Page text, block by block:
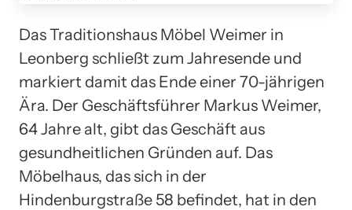
Das Traditionshaus Möbel Weimer in
Leonberg schließt zum Jahresende und
markiert damit das Ende einer 70-jährigen
Ära. Der Geschäftsführer Markus Weimer,
64 Jahre alt, gibt das Geschäft aus
gesundheitlichen Gründen auf. Das
Möbelhaus, das sich in der
Hindenburgstraße 58 befindet, hat in den